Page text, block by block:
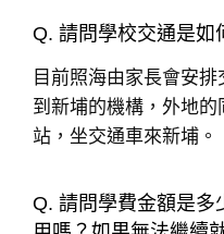
Q. 請問學校交通是如
目前照海由家長會安
到新埔的機構，外地
站，坐交通車來新埔。
Q. 請問學費金額是多